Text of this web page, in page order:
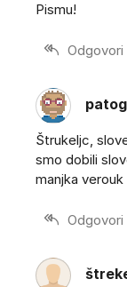
Pismu!
Odgovori
Štrukeljc,
smo dobili
manjka
Odgovori